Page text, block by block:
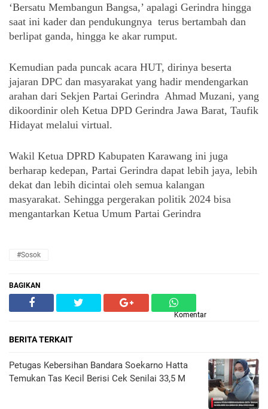
‘Bersatu Membangun Bangsa,’ apalagi Gerindra hingga
saat ini kader dan pendukungnya  terus bertambah dan
berlipat ganda, hingga ke akar rumput.
Kemudian pada puncak acara HUT, dirinya beserta
jajaran DPC dan masyarakat yang hadir mendengarkan
arahan dari Sekjen Partai Gerindra  Ahmad Muzani, yang
dikoordinir oleh Ketua DPD Gerindra Jawa Barat, Taufik
Hidayat melalui virtual.
Wakil Ketua DPRD Kabupaten Karawang ini juga
berharap kedepan, Partai Gerindra dapat lebih jaya, lebih
dekat dan lebih dicintai oleh semua kalangan
masyarakat. Sehingga pergerakan politik 2024 bisa
mengantarkan Ketua Umum Partai Gerindra
#sosok
BAGIKAN
Komentar
BERITA TERKAIT
Petugas Kebersihan Bandara Soekarno Hatta
Temukan Tas Kecil Berisi Cek Senilai 33,5 M